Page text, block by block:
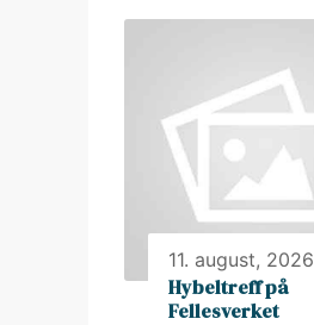
11. august, 2026
Hybeltreff på
Fellesverket